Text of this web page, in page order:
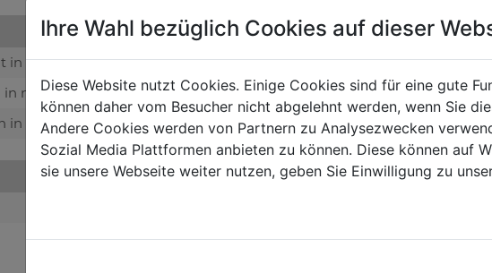
in mm
in mm
in mm
Ihre Wahl bezüglich Cookies auf dieser
Diese Website nutzt Cookies. Einige Cookies sind für eine gute
können daher vom Besucher nicht abgelehnt werden, wenn Sie
Andere Cookies werden von Partnern zu Analysezwecken
Sozial Media Plattformen anbieten zu können. Diese können auf
sie unsere Webseite weiter nutzen, geben Sie Einwilligung zu